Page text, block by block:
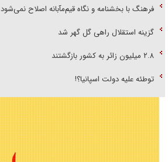
فرهنگ با بخشنامه و نگاه قیم‌مآبانه اصلاح نمی‌شود
گزینه استقلال راهی گل گهر شد
۲.۸ میلیون زائر به کشور بازگشتند
توطئه علیه دولت اسپانیا؟!